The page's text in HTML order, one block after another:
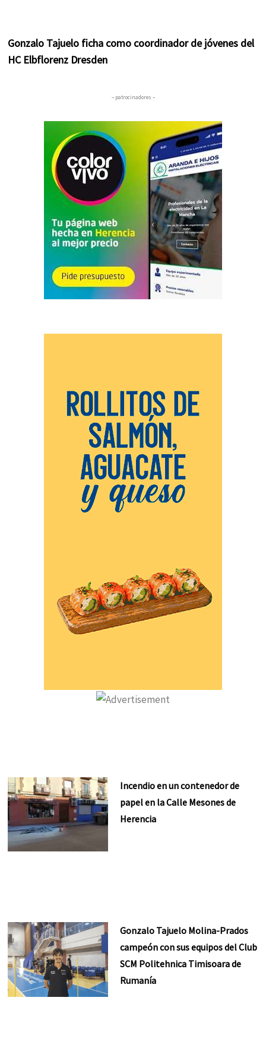
Gonzalo Tajuelo ficha como coordinador de jóvenes del
HC Elbflorenz Dresden
– patrocinadores –
Incendio en un contenedor de
papel en la Calle Mesones de
Herencia
Gonzalo Tajuelo Molina-Prados
campeón con sus equipos del Club
SCM Politehnica Timisoara de
Rumanía